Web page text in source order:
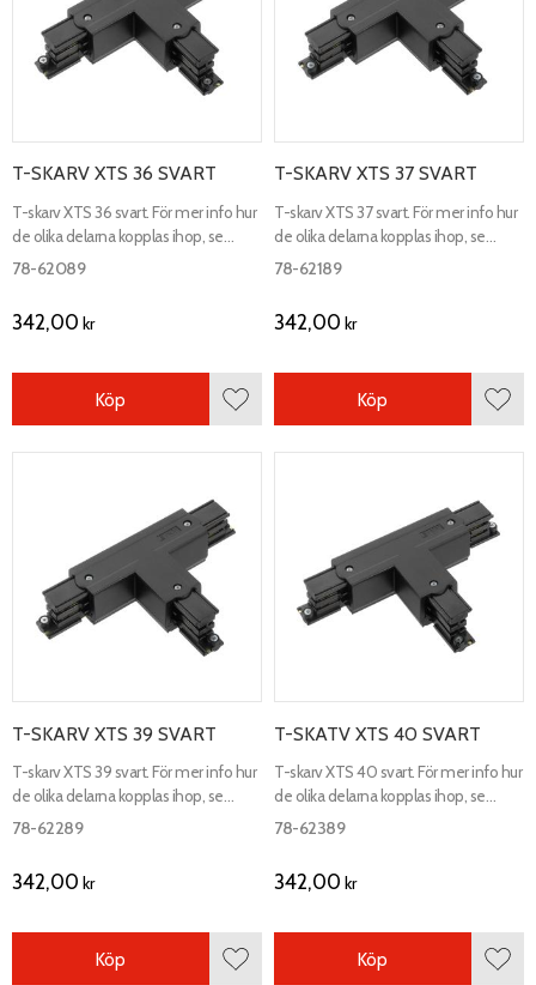
T-SKARV XTS 36 SVART
T-skarv XTS 36 svart. För mer info hur
de olika delarna kopplas ihop, se
kopplingsschema.
78-62089
342,00 kr
Lägg till i favoriter
Köp
T-SKARV XTS 37 SVART
T-skarv XTS 37 svart. För mer info hur
de olika delarna kopplas ihop, se
kopplingsschema.
78-62189
342,00 kr
Köp
T-SKARV XTS 39 SVART
T-skarv XTS 39 svart. För mer info hur
de olika delarna kopplas ihop, se
kopplingsschema.
78-62289
342,00 kr
Lägg till i favoriter
Köp
T-SKATV XTS 40 SVART
T-skarv XTS 40 svart. För mer info hur
de olika delarna kopplas ihop, se
kopplingsschema.
78-62389
342,00 kr
Köp